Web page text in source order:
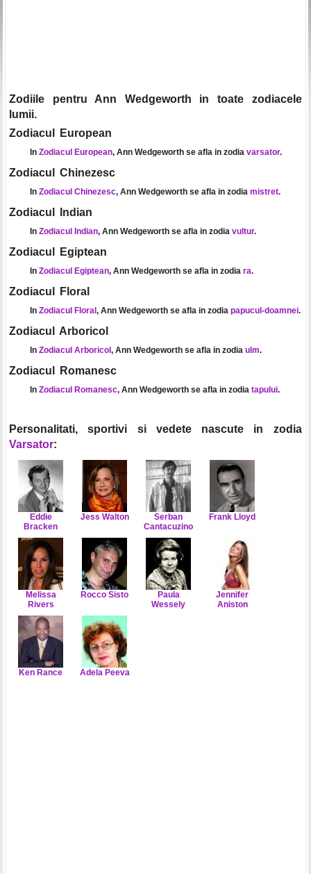
Zodiile pentru Ann Wedgeworth in toate zodiacele
lumii.
Zodiacul European
In Zodiacul European, Ann Wedgeworth se afla in zodia varsator.
Zodiacul Chinezesc
In Zodiacul Chinezesc, Ann Wedgeworth se afla in zodia mistret.
Zodiacul Indian
In Zodiacul Indian, Ann Wedgeworth se afla in zodia vultur.
Zodiacul Egiptean
In Zodiacul Egiptean, Ann Wedgeworth se afla in zodia ra.
Zodiacul Floral
In Zodiacul Floral , Ann Wedgeworth se afla in zodia papucul-doamnei.
Zodiacul Arboricol
In Zodiacul Arboricol , Ann Wedgeworth se afla in zodia ulm.
Zodiacul Romanesc
In Zodiacul Romanesc, Ann Wedgeworth se afla in zodia tapului.
Personalitati, sportivi si vedete nascute in zodia
Varsator:
Eddie
Bracken
Jess Walton
Serban
Cantacuzino
Frank Lloyd
Melissa
Rivers
Rocco Sisto
Paula
Wessely
Jennifer
Aniston
Ken Rance Adela Peeva